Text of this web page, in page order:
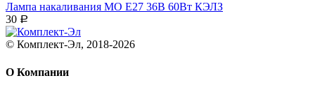
Лампа накаливания МО Е27 36В 60Вт КЭЛЗ
30 Р
© Комплект-Эл, 2018-2026
О Компании